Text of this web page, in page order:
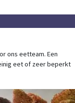
ons eetteam. Een
eet of zeer beperkt